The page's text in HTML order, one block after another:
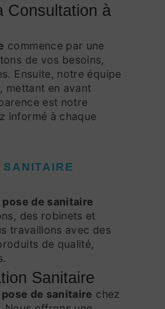
Consultation à
commence par une
de vos besoins,
Ensuite, notre équipe
mettant en avant
est notre
informé à chaque
pose de sanitaire
des robinets et
travaillons avec des
de qualité,
Sanitaire
pose de sanitaire chez